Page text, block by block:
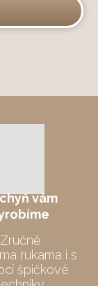
vám
Zručně
rukama i s
špičkové